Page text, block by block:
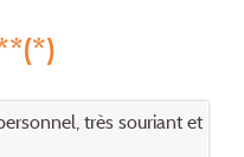
très souriant et